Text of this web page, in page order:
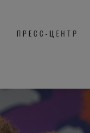
ПРЕСС-ЦЕНТР